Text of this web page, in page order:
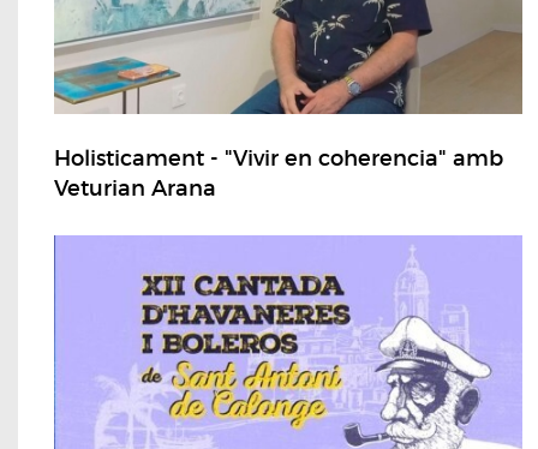
Holisticament - "Vivir en coherencia" amb
Veturian Arana